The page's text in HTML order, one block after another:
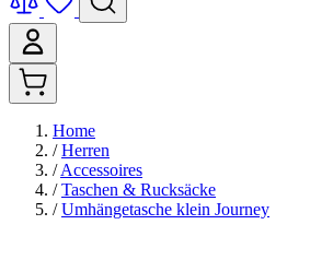
Home
/ Herren
/ Accessoires
/ Taschen & Rucksäcke
/ Umhängetasche klein Journey